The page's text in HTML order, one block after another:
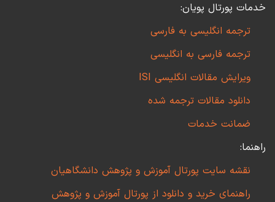
خدمات پورتال پویان:
ترجمه انگلیسی به فارسی
ترجمه فارسی به انگلیسی
ویرایش مقالات انگلیسی ISI
دانلود مقالات ترجمه شده
ضمانت خدمات
راهنما:
نقشه سایت پورتال آموزش و پژوهش دانشگاهیان
راهنمای خرید و دانلود از پورتال آموزش و پژوهش